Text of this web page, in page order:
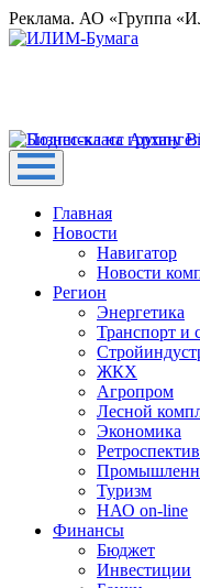
Реклама. АО «Группа
Главная
Новости
Навигатор
Новости
Регион
Энергетика
Транспорт и
ЖКХ
Агропром
Лесной
Экономика
Туризм
НАО on-line
Финансы
Бюджет
Инвестиции